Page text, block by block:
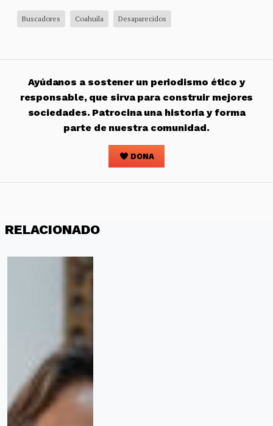
Buscadores Coahuila Desaparecidos
Ayúdanos a sostener un periodismo ético y
responsable, que sirva para construir mejores
sociedades. Patrocina una historia y forma
parte de nuestra comunidad.
DONA
RELACIONADO